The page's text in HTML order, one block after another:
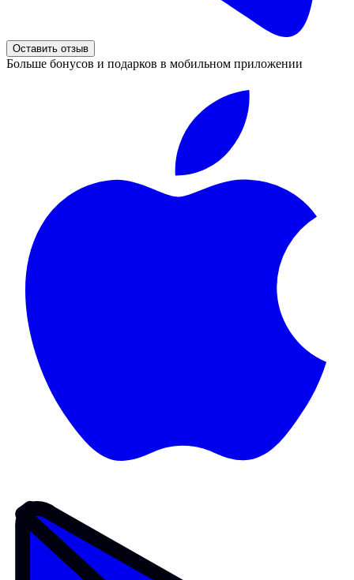
Оставить отзыв
Больше бонусов и подарков в мобильном приложении